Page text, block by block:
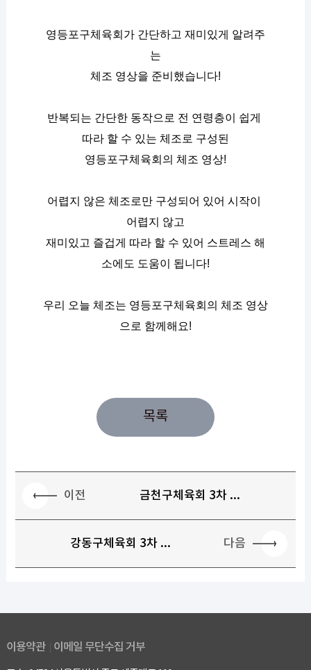
영등포구체육회가 간단하고 재미있게 알려주
는
체조 영상을 준비했습니다!
반복되는 간단한 동작으로 전 연령층이 쉽게
따라 할 수 있는 체조로 구성된
영등포구체육회의 체조 영상!
어렵지 않은 체조로만 구성되어 있어 시작이
어렵지 않고
재미있고 즐겁게 따라 할 수 있어 스트레스 해
소에도 도움이 됩니다!
우리 오늘 체조는 영등포구체육회의 체조 영상
으로 함께해요!
목록
이전 금천구체육회 3차 ...
강동구체육회 3차 ... 다음
이용약관 이메일 무단수집 거부